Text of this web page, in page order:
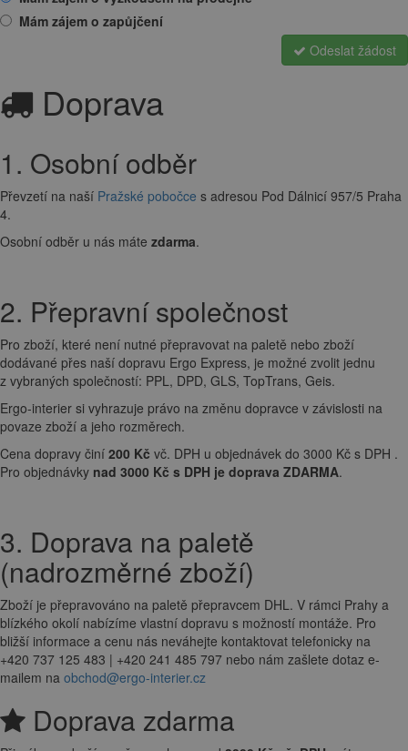
Mám zájem o zapůjčení
Odeslat žádost
Doprava
1. Osobní odběr
Převzetí na naší Pražské pobočce s adresou Pod Dálnicí 957/5 Praha
4.
Osobní odběr u nás máte zdarma.
2. Přepravní společnost
Pro zboží, které není nutné přepravovat na paletě nebo zboží
dodávané přes naší dopravu Ergo Express, je možné zvolit jednu
z vybraných společností: PPL, DPD, GLS, TopTrans, Geis.
Ergo-interier si vyhrazuje právo na změnu dopravce v závislosti na
povaze zboží a jeho rozměrech.
Cena dopravy činí 200 Kč vč. DPH u objednávek do 3000 Kč s DPH .
Pro objednávky nad 3000 Kč s DPH je doprava ZDARMA.
3. Doprava na paletě
(nadrozměrné zboží)
Zboží je přepravováno na paletě přepravcem DHL. V rámci Prahy a
blízkého okolí nabízíme vlastní dopravu s možností montáže. Pro
bližší informace a cenu nás neváhejte kontaktovat telefonicky na
+420 737 125 483 | +420 241 485 797 nebo nám zašlete dotaz e-
mailem na obchod@ergo-interier.cz
Doprava zdarma